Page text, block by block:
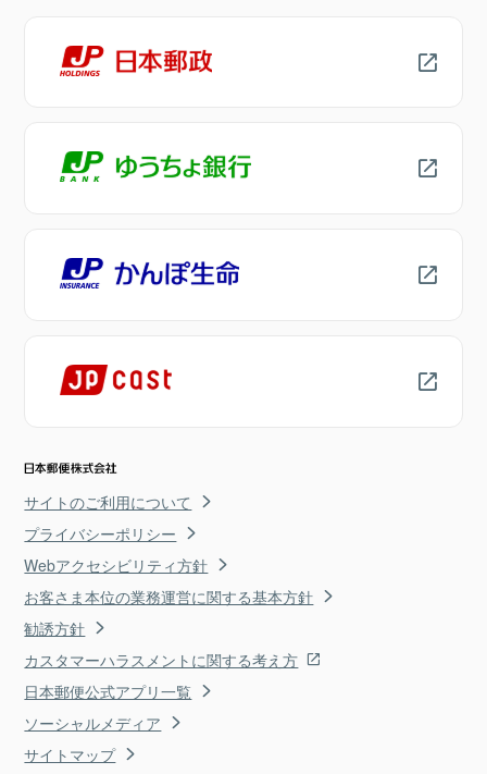
サイトのご利用について
プライバシーポリシー
Webアクセシビリティ方針
お客さま本位の業務運営に関する基本方針
勧誘方針
カスタマーハラスメントに関する考え方
日本郵便公式アプリ一覧
ソーシャルメディア
サイトマップ